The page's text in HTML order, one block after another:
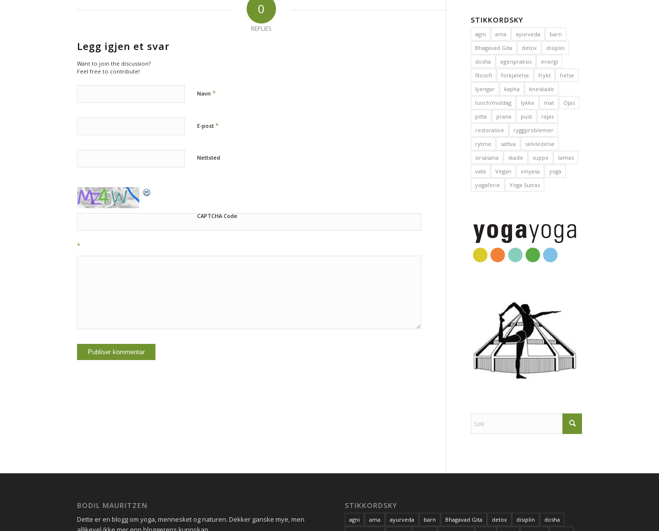
0
REPLIES
Legg igjen et svar
Want to join the discussion?
Feel free to contribute!
Navn *
E-post *
Nettsted
CAPTCHA Code
*
STIKKORDSKY
agni ama ayurveda
barn
Bhagavad Gita
detox
disiplin
dosha
egenpraksis
energi
filosofi
forkjølelse frykt
helse
Iyengar
kapha
kneskade
lunch/middag
lykke mat
Ojas
pitta
prana pust
rajas
restorative
ryggproblemer
rytme
sattva
selvledelse
sirsasana
skade suppe
tamas
vata
Vegan vinyasa
yoga
yogaferie
Yoga Sutras
BODIL MAURITZEN
Dette er en blogg om yoga, mennesket og naturen. Dekker ganske mye, men
STIKKORDSKY
agni ama ayurveda barn Bhagavad Gita detox disiplin
dosha